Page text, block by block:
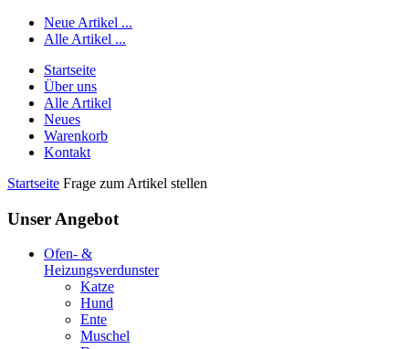
Neue Artikel ...
Alle Artikel ...
Startseite
Über uns
Alle Artikel
Neues
Warenkorb
Kontakt
Startseite Frage zum Artikel stellen
Unser Angebot
Ofen- &
Heizungsverdunster
Katze
Hund
Ente
Muschel